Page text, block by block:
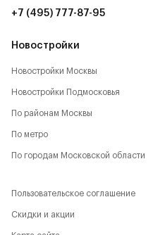
Новостройки
Новостройки Москвы
Новостройки Подмосковья
По районам Москвы
По метро
По городам Московской области
+7 (495) 777-87-95
Пользовательское соглашение
Скидки и акции